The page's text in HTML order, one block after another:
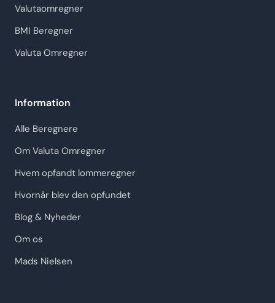
Valutaomregner
BMI Beregner
Valuta Omregner
Information
Alle Beregnere
Om Valuta Omregner
Hvem opfandt lommeregner
Hvornår blev den opfundet
Blog & Nyheder
Om os
Mads Nielsen